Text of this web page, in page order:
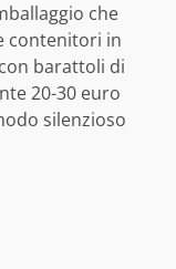
che
contenitori in
barattoli di
20-30 euro
silenzioso